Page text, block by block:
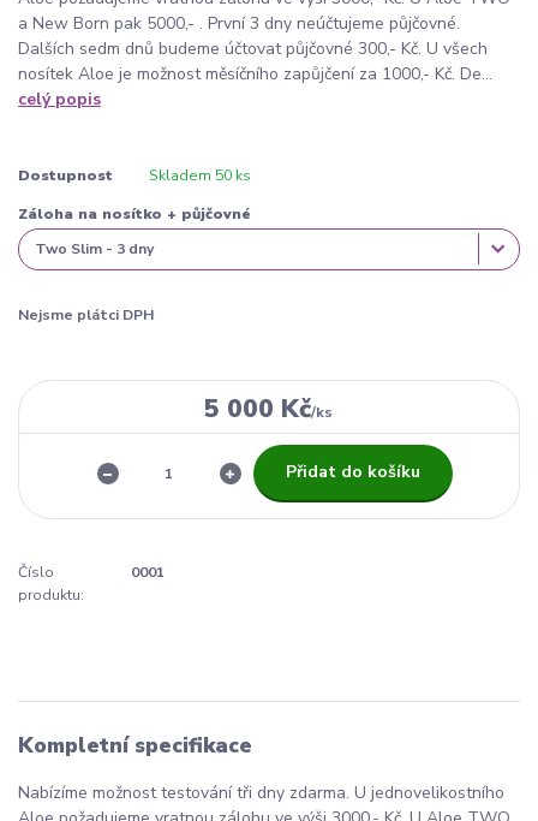
a New Born pak 5000,- . První 3 dny neúčtujeme půjčovné.
Dalších sedm dnů budeme účtovat půjčovné 300,- Kč. U všech
nosítek Aloe je možnost měsíčního zapůjčení za 1000,- Kč. De...
celý popis
Dostupnost Skladem 50 ks
Záloha na nosítko + půjčovné
Nejsme plátci DPH
5 000 Kč/ks
Přidat do košíku
Číslo
produktu:
0001
Kompletní specifikace
Nabízíme možnost testování tři dny zdarma. U jednovelikostního